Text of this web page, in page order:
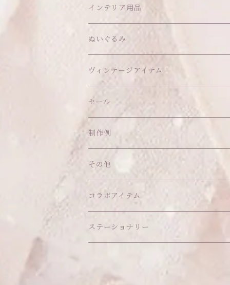
アウター
トップス
ボトムス
ヘッドアイテム
ヘアクリップ
ヘッドドレス
アクセサリー
イヤリング
ピアス
ソックス
バッグ
ショルダーバッグ
お散歩バッグ
ポシェット
ポーチ
コインケース
カードケース
キーホルダー
その他
インテリア用品
オブジェ
ウォールデコ
その他
ティッシュケース
クッション・座布団
ハンガー
マット
ぬいぐるみ
ぬいちゃん本体
アクセサリー
ヘッドドレス Sサイズ
ヘッドドレス Mサイズ
セット品
アウトフィット
その他
ヴィンテージアイテム
セール
制作例
その他
あこがれシリーズ
福音シリーズ
コラボアイテム
はるぽんの愛のつづき♡はるぽん生誕祭
ステーショナリー